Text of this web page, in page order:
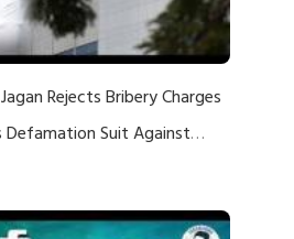
Rejects Bribery Charges
Defamation Suit Against